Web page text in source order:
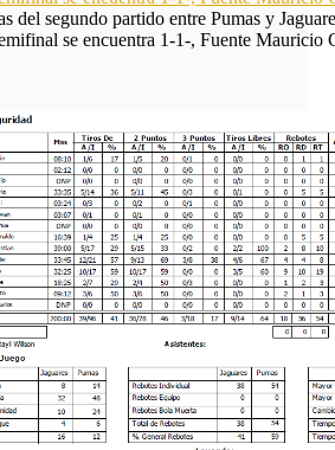
del segundo partido entre Pumas y
se encuentra 1-1-, Fuente Mauricio